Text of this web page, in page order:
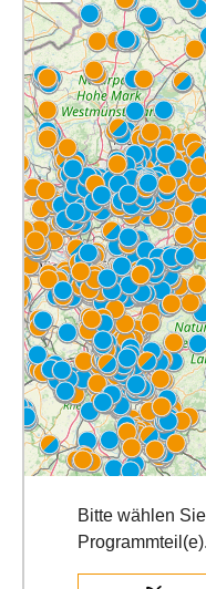
Bitte wählen
Programmteil(e).